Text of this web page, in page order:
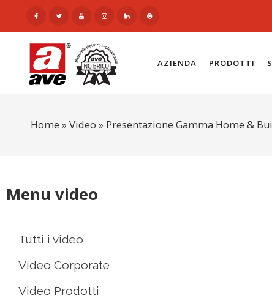
AZIENDA PRODOTTI
Home » Video » Presentazione Gamma Home &
Menu video
Tutti i video
Video Corporate
Video Prodotti